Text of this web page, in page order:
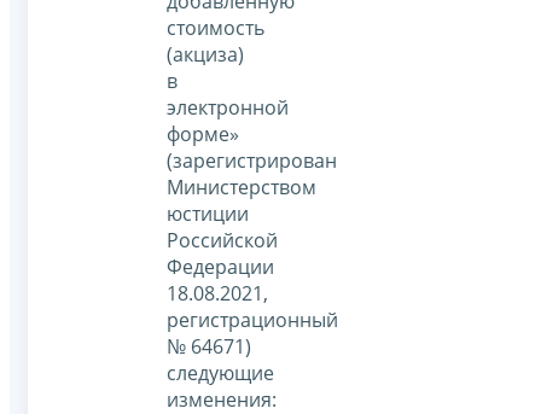
стоимость
(акциза)
в
электронной
форме»
(зарегистрирован
Министерством
юстиции
Российской
Федерации
18.08.2021,
регистрационный
№ 64671)
следующие
изменения: